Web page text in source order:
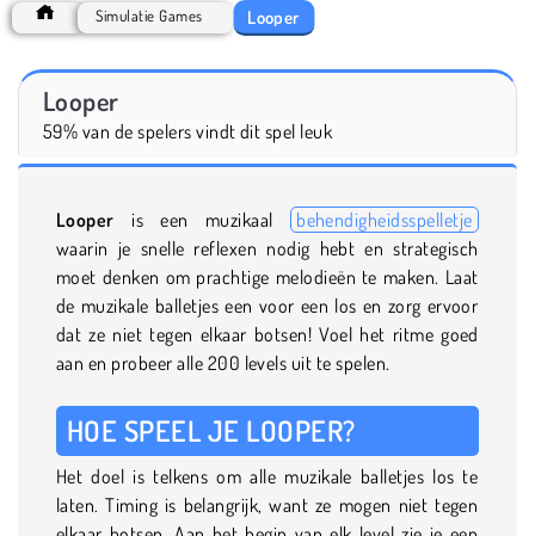
Simulatie Games Looper
Looper
59% van de spelers vindt dit spel leuk
Looper is een muzikaal behendigheidsspelletje
waarin je snelle reflexen nodig hebt en strategisch
moet denken om prachtige melodieën te maken. Laat
de muzikale balletjes een voor een los en zorg ervoor
dat ze niet tegen elkaar botsen! Voel het ritme goed
aan en probeer alle 200 levels uit te spelen.
HOE SPEEL JE LOOPER?
Het doel is telkens om alle muzikale balletjes los te
laten. Timing is belangrijk, want ze mogen niet tegen